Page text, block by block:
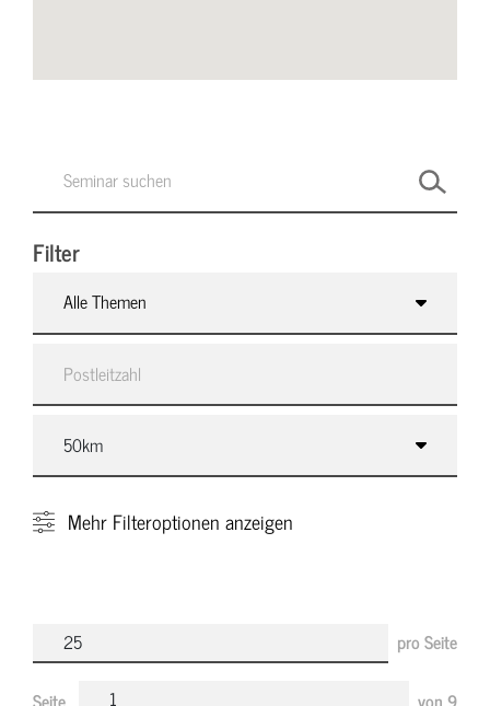
Filter
Alle Themen
Mehr Filteroptionen anzeigen
pro Seite